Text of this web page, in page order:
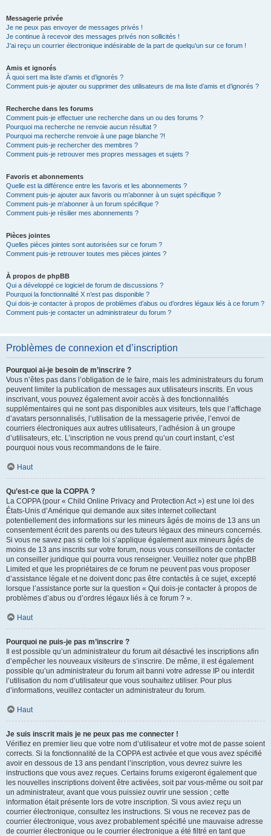
Messagerie privée
Je ne peux pas envoyer de messages privés !
Je continue à recevoir des messages privés non sollicités !
J’ai reçu un courrier électronique indésirable de la part de quelqu’un sur ce forum !
Amis et ignorés
À quoi sert ma liste d’amis et d’ignorés ?
Comment puis-je ajouter ou supprimer des utilisateurs de ma liste d’amis et d’ignorés ?
Recherche dans les forums
Comment puis-je effectuer une recherche dans un ou des forums ?
Pourquoi ma recherche ne renvoie aucun résultat ?
Pourquoi ma recherche renvoie à une page blanche ?!
Comment puis-je rechercher des membres ?
Comment puis-je retrouver mes propres messages et sujets ?
Favoris et abonnements
Quelle est la différence entre les favoris et les abonnements ?
Comment puis-je ajouter aux favoris ou m’abonner à un sujet spécifique ?
Comment puis-je m’abonner à un forum spécifique ?
Comment puis-je résilier mes abonnements ?
Pièces jointes
Quelles pièces jointes sont autorisées sur ce forum ?
Comment puis-je retrouver toutes mes pièces jointes ?
À propos de phpBB
Qui a développé ce logiciel de forum de discussions ?
Pourquoi la fonctionnalité X n’est pas disponible ?
Qui dois-je contacter à propos de problèmes d’abus ou d’ordres légaux liés à ce forum ?
Comment puis-je contacter un administrateur du forum ?
Problèmes de connexion et d’inscription
Pourquoi ai-je besoin de m’inscrire ?
Vous n’êtes pas dans l’obligation de le faire, mais les administrateurs du forum
peuvent limiter la publication de messages aux utilisateurs inscrits. En vous
inscrivant, vous pouvez également avoir accès à des fonctionnalités
supplémentaires qui ne sont pas disponibles aux visiteurs, tels que l’affichage
d’avatars personnalisés, l’utilisation de la messagerie privée, l’envoi de
courriers électroniques aux autres utilisateurs, l’adhésion à un groupe
d’utilisateurs, etc. L’inscription ne vous prend qu’un court instant, c’est
pourquoi nous vous recommandons de le faire.
Haut
Qu’est-ce que la COPPA ?
La COPPA (pour « Child Online Privacy and Protection Act ») est une loi des
États-Unis d’Amérique qui demande aux sites internet collectant
potentiellement des informations sur les mineurs âgés de moins de 13 ans un
consentement écrit des parents ou des tuteurs légaux des mineurs concernés.
Si vous ne savez pas si cette loi s’applique également aux mineurs âgés de
moins de 13 ans inscrits sur votre forum, nous vous conseillons de contacter
un conseiller juridique qui pourra vous renseigner. Veuillez noter que phpBB
Limited et que les propriétaires de ce forum ne peuvent pas vous proposer
d’assistance légale et ne doivent donc pas être contactés à ce sujet, excepté
lorsque l’assistance porte sur la question « Qui dois-je contacter à propos de
problèmes d’abus ou d’ordres légaux liés à ce forum ? ».
Haut
Pourquoi ne puis-je pas m’inscrire ?
Il est possible qu’un administrateur du forum ait désactivé les inscriptions afin
d’empêcher les nouveaux visiteurs de s’inscrire. De même, il est également
possible qu’un administrateur du forum ait banni votre adresse IP ou interdit
l’utilisation du nom d’utilisateur que vous souhaitez utiliser. Pour plus
d’informations, veuillez contacter un administrateur du forum.
Haut
Je suis inscrit mais je ne peux pas me connecter !
Vérifiez en premier lieu que votre nom d’utilisateur et votre mot de passe soient
corrects. Si la fonctionnalité de la COPPA est activée et que vous avez spécifié
avoir en dessous de 13 ans pendant l’inscription, vous devrez suivre les
instructions que vous avez reçues. Certains forums exigeront également que
les nouvelles inscriptions doivent être activées, soit par vous-même ou soit par
un administrateur, avant que vous puissiez ouvrir une session ; cette
information était présente lors de votre inscription. Si vous aviez reçu un
courrier électronique, consultez les instructions. Si vous ne recevez pas de
courrier électronique, vous avez probablement spécifié une mauvaise adresse
de courrier électronique ou le courrier électronique a été filtré en tant que